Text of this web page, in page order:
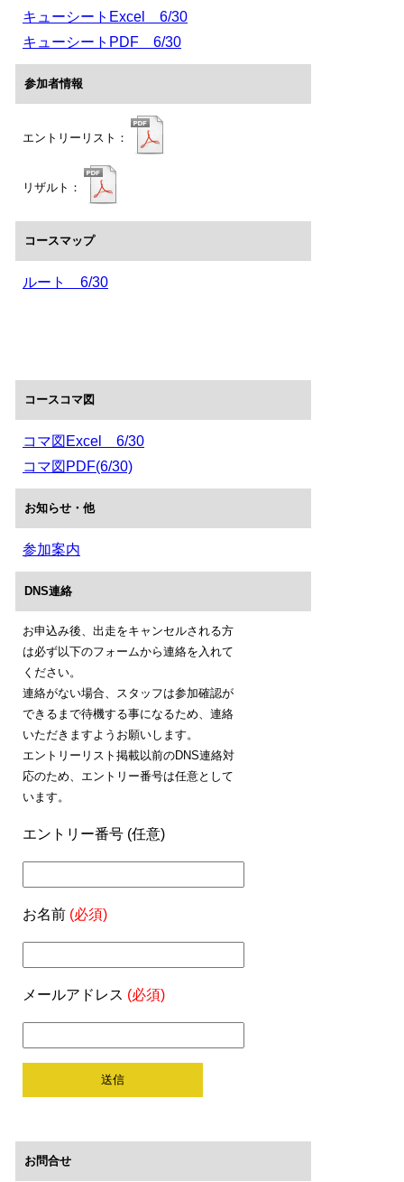
キューシートExcel 6/30
キューシートPDF 6/30
参加者情報
エントリーリスト：
リザルト：
コースマップ
ルート 6/30
コースコマ図
コマ図Excel 6/30
コマ図PDF(6/30)
お知らせ・他
参加案内
DNS連絡
お申込み後、出走をキャンセルされる方
は必ず以下のフォームから連絡を入れて
ください。
連絡がない場合、スタッフは参加確認が
できるまで待機する事になるため、連絡
いただきますようお願いします。
エントリーリスト掲載以前のDNS連絡対
応のため、エントリー番号は任意として
います。
エントリー番号 (任意)
お名前 (必須)
メールアドレス (必須)
お問合せ